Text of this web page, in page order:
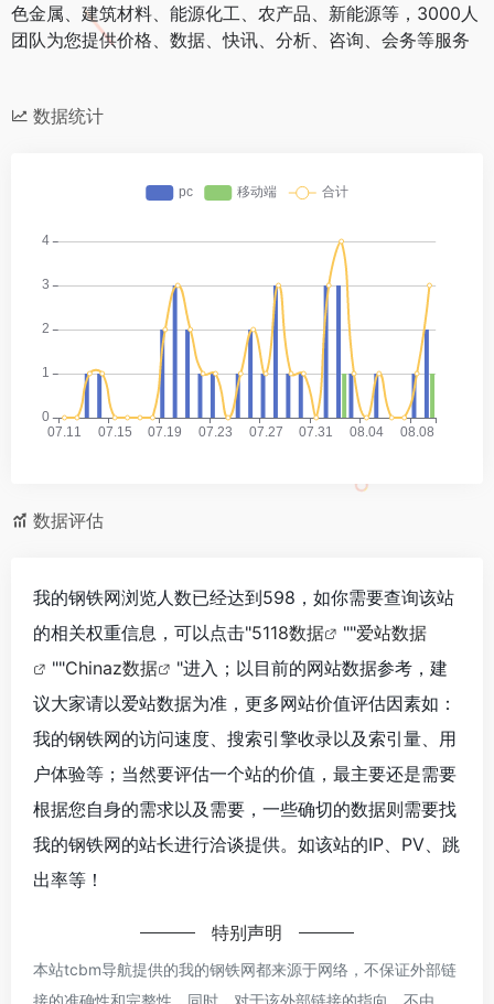
色金属、建筑材料、能源化工、农产品、新能源等，3000人
团队为您提供价格、数据、快讯、分析、咨询、会务等服务
数据统计
数据评估
我的钢铁网浏览人数已经达到598，如你需要查询该站
的相关权重信息，可以点击"5118数据 ""爱站数据
""Chinaz数据
"进入；以目前的网站数据参考，建
议大家请以爱站数据为准，更多网站价值评估因素如：
我的钢铁网的访问速度、搜索引擎收录以及索引量、用
户体验等；当然要评估一个站的价值，最主要还是需要
根据您自身的需求以及需要，一些确切的数据则需要找
我的钢铁网的站长进行洽谈提供。如该站的IP、PV、跳
出率等！
特别声明
本站tcbm导航提供的我的钢铁网都来源于网络，不保证外部链
接的准确性和完整性，同时，对于该外部链接的指向，不由